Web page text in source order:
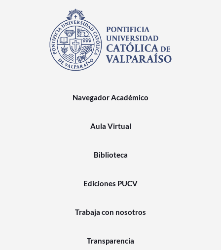
Navegador Académico
Aula Virtual
Biblioteca
Ediciones PUCV
Trabaja con nosotros
Transparencia